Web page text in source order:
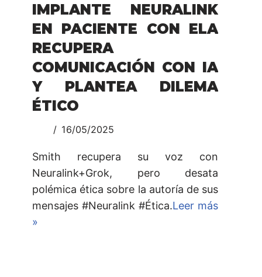
IMPLANTE NEURALINK
EN PACIENTE CON ELA
RECUPERA
COMUNICACIÓN CON IA
Y PLANTEA DILEMA
ÉTICO
16/05/2025
Smith recupera su voz con
Neuralink+Grok, pero desata
polémica ética sobre la autoría de sus
mensajes #Neuralink #Ética.Leer más
»